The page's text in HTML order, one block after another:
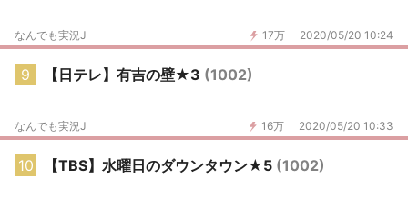
17万 2020/05/20 10:24
なんでも実況J
9 【日テレ】有吉の壁★3 (1002)
16万 2020/05/20 10:33
なんでも実況J
10 【TBS】水曜日のダウンタウン★5 (1002)